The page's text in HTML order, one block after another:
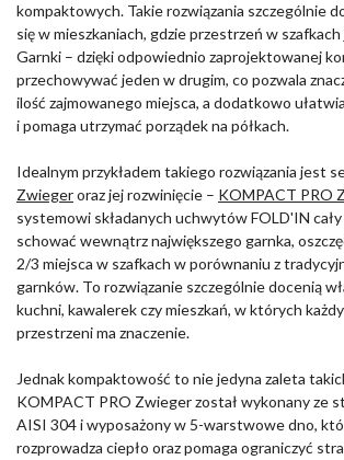
kompaktowych. Takie rozwiązania szczególnie
się w mieszkaniach, gdzie przestrzeń w
Garnki – dzięki odpowiednio zaprojektowanej
przechowywać jeden w drugim, co pozwala
ilość zajmowanego miejsca, a dodatkowo
i pomaga utrzymać porządek na półkach.
Idealnym przykładem takiego rozwiązania jest
Zwiegeroraz jej rozwinięcie – KOMPACT PRO
systemowi składanych uchwytów FOLD'IN
schować wewnątrz największego garnka,
2/3 miejsca w szafkach w porównaniu z
garnków. To rozwiązanie szczególnie docenią
kuchni, kawalerek czy mieszkań, w których
przestrzeni ma znaczenie.
Jednak kompaktowość to nie jedyna zaleta
KOMPACT PRO Zwieger został wykonany ze
AISI 304 i wyposażony w 5-warstwowe dno,
rozprowadza ciepło oraz pomaga ograniczyć